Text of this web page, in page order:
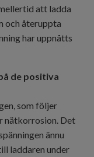
att ladda
och återuppta
har uppnåtts
de positiva
som följer
nätkorrosion. Det
ännu
laddaren under